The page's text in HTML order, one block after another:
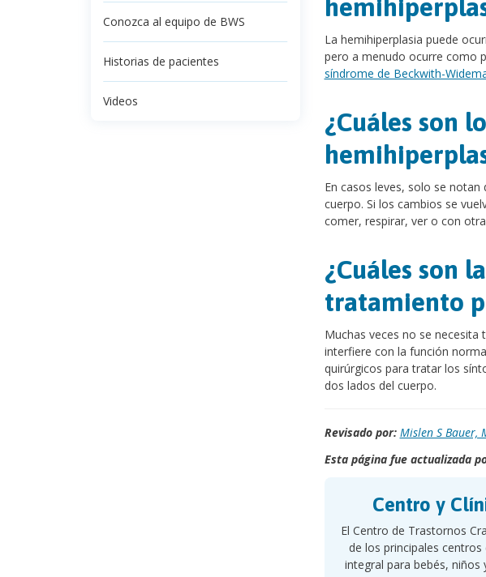
Conozca al equipo de BWS
Historias de pacientes
Videos
La hemihiperplasia puede
pero a menudo ocurre como
síndrome de Beckwith-
¿Cuáles son
En casos leves, solo se
cuerpo. Si los cambios se
comer, respirar, ver o con
¿Cuáles son
tratamiento
Muchas veces no se necesita
interfiere con la función
quirúrgicos para tratar los
dos lados del cuerpo.
Revisado por: Mislen S Bauer,
Esta página fue actualizada
Centro y
El Centro de Trastornos
de los principales
integral para bebés, niños